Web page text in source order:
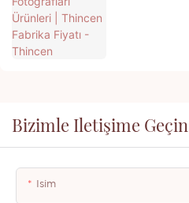
Bizimle Iletişime Geçin
Isim